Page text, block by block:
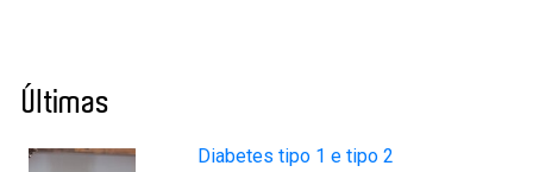
Últimas
Diabetes tipo 1 e tipo 2